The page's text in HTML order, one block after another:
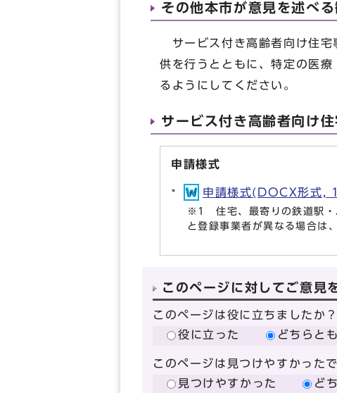
その他本市が意見を述べる
サービス付き高齢者向け住宅
供を行うとともに、特定の医
るようにしてください。
サービス付き高齢者向け
申請様式
申請様式(DOCX形式,
※1 住宅、最寄りの鉄道駅・
と登録事業者が異なる場合は
このページに対してご意見
このページは役に立ちましたか？
役に立った
どちらと
このページは見つけやすかった
見つけやすかった
ど